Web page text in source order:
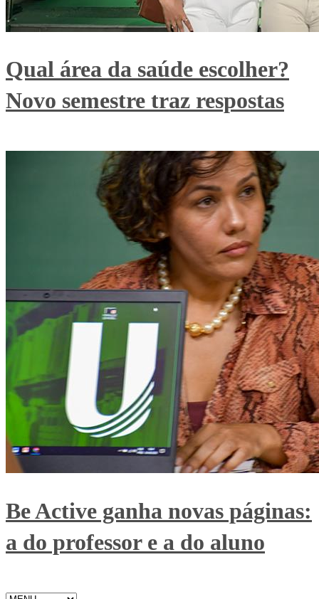
Qual área da saúde escolher?
Novo semestre traz respostas
Be Active ganha novas páginas:
a do professor e a do aluno